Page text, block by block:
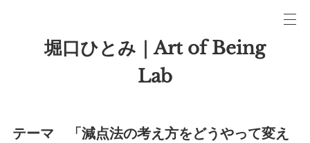
堀口ひとみ｜Art of Being
Lab
テーマ 「減点法の考え方をどうやって変え